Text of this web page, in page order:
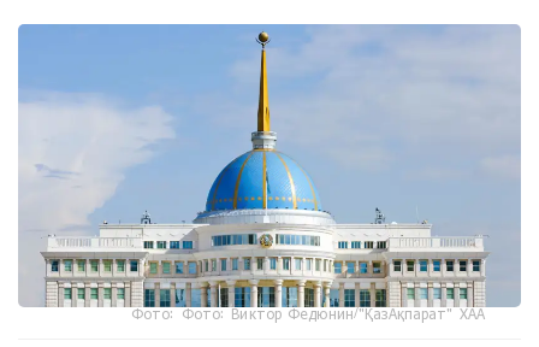
Фото: Фото: Виктор Федюнин/"ҚазАқпарат" ХАА